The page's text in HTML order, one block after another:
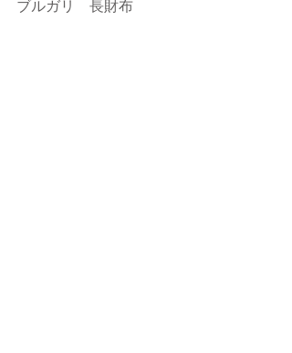
ブルガリ　長財布